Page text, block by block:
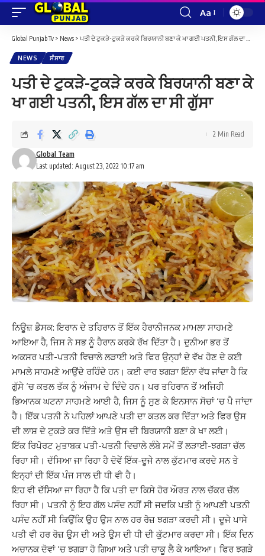
Font
Resizer
Aa
Global Punjab Tv > News > ਪਤੀ ਦੇ ਟੁਕੜੇ-ਟੁਕੜੇ ਕਰਕੇ ਬਿਰਯਾਨੀ ਬਣਾ ਕੇ ਖਾ ਗਈ ਪਤਨੀ, ਇਸ ਗੱਲ ਦਾ ਸੀ ਗੁੱਸਾ
NEWS ਸੰਸਾਰ
ਪਤੀ ਦੇ ਟੁਕੜੇ-ਟੁਕੜੇ ਕਰਕੇ ਬਿਰਯਾਨੀ ਬਣਾ ਕੇ
ਖਾ ਗਈ ਪਤਨੀ, ਇਸ ਗੱਲ ਦਾ ਸੀ ਗੁੱਸਾ
Last updated: August 23, 2022 10:17 am
Global Team
2 Min Read
ਨਿਊਜ਼ ਡੈਸਕ: ਇਰਾਨ ਦੇ ਤਹਿਰਾਨ ਤੋਂ ਇੱਕ ਹੈਰਾਨੀਜਨਕ ਮਾਮਲਾ ਸਾਹਮਣੇ
ਆਇਆ ਹੈ, ਜਿਸ ਨੇ ਸਭ ਨੂੰ ਹੈਰਾਨ ਕਰਕੇ ਰੱਖ ਦਿੱਤਾ ਹੈ। ਦੁਨੀਆ ਭਰ ਤੋਂ
ਅਕਸਰ ਪਤੀ-ਪਤਨੀ ਵਿਚਾਲੇ ਲੜਾਈ ਅਤੇ ਫਿਰ ਉਨ੍ਹਾਂ ਦੇ ਵੱਖ ਹੋਣ ਦੇ ਕਈ
ਮਾਮਲੇ ਸਾਹਮਣੇ ਆਉਂਦੇ ਰਹਿੰਦੇ ਹਨ। ਕਈ ਵਾਰ ਝਗੜਾ ਇੰਨਾ ਵੱਧ ਜਾਂਦਾ ਹੈ ਕਿ
ਗੁੱਸੇ ‘ਚ ਕਤਲ ਤੱਕ ਨੂੰ ਅੰਜਾਮ ਦੇ ਦਿੰਦੇ ਹਨ। ਪਰ ਤਹਿਰਾਨ ਤੋਂ ਅਜਿਹੀ
ਭਿਆਨਕ ਘਟਨਾ ਸਾਹਮਣੇ ਆਈ ਹੈ, ਜਿਸ ਨੂੰ ਸੁਣ ਕੇ ਇਨਸਾਨ ਸੋਚਾਂ ‘ਚ ਪੈ ਜਾਂਦਾ
ਹੈ। ਇੱਕ ਪਤਨੀ ਨੇ ਪਹਿਲਾਂ ਆਪਣੇ ਪਤੀ ਦਾ ਕਤਲ ਕਰ ਦਿੱਤਾ ਅਤੇ ਫਿਰ ਉਸ
ਦੀ ਲਾਸ਼ ਦੇ ਟੁਕੜੇ ਕਰ ਦਿੱਤੇ ਅਤੇ ਉਸ ਦੀ ਬਿਰਯਾਨੀ ਬਣਾ ਕੇ ਖਾ ਲਈ।
ਇੱਕ ਰਿਪੋਰਟ ਮੁਤਾਬਕ ਪਤੀ-ਪਤਨੀ ਵਿਚਾਲੇ ਲੰਬੇ ਸਮੇਂ ਤੋਂ ਲੜਾਈ-ਝਗੜਾ ਚੱਲ
ਰਿਹਾ ਸੀ। ਦੱਸਿਆ ਜਾ ਰਿਹਾ ਹੈ ਦੋਵੇਂ ਇੱਕ-ਦੂਜੇ ਨਾਲ ਕੁੱਟਮਾਰ ਕਰਦੇ ਸਨ ਤੇ
ਇਨ੍ਹਾਂ ਦੀ ਇੱਕ ਪੰਜ ਸਾਲ ਦੀ ਧੀ ਵੀ ਹੈ।
ਇਹ ਵੀ ਦੱਸਿਆ ਜਾ ਰਿਹਾ ਹੈ ਕਿ ਪਤੀ ਦਾ ਕਿਸੇ ਹੋਰ ਔਰਤ ਨਾਲ ਚੱਕਰ ਚੱਲ
ਰਿਹਾ ਸੀ। ਪਤਨੀ ਨੂੰ ਇਹ ਗੱਲ ਪਸੰਦ ਨਹੀਂ ਸੀ ਜਦਕਿ ਪਤੀ ਨੂੰ ਆਪਣੀ ਪਤਨੀ
ਪਸੰਦ ਨਹੀਂ ਸੀ ਕਿਉਂਕਿ ਉਹ ਉਸ ਨਾਲ ਹਰ ਰੋਜ਼ ਝਗੜਾ ਕਰਦੀ ਸੀ। ਦੂਜੇ ਪਾਸੇ
ਪਤੀ ਵੀ ਹਰ ਰੋਜ਼ ਉਸ ਦੀ ਅਤੇ ਉਸ ਦੀ ਧੀ ਦੀ ਕੁੱਟਮਾਰ ਕਰਦਾ ਸੀ। ਇੱਕ ਦਿਨ
ਅਚਾਨਕ ਦੋਵਾਂ ‘ਚ ਝਗੜਾ ਹੋ ਗਿਆ ਅਤੇ ਪਤੀ ਚਾਕੂ ਲੈ ਕੇ ਆਇਆ। ਫਿਰ ਝਗੜੇ